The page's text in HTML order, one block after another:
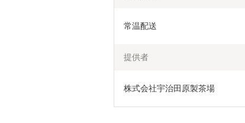
常温配送
提供者
株式会社宇治田原製茶場